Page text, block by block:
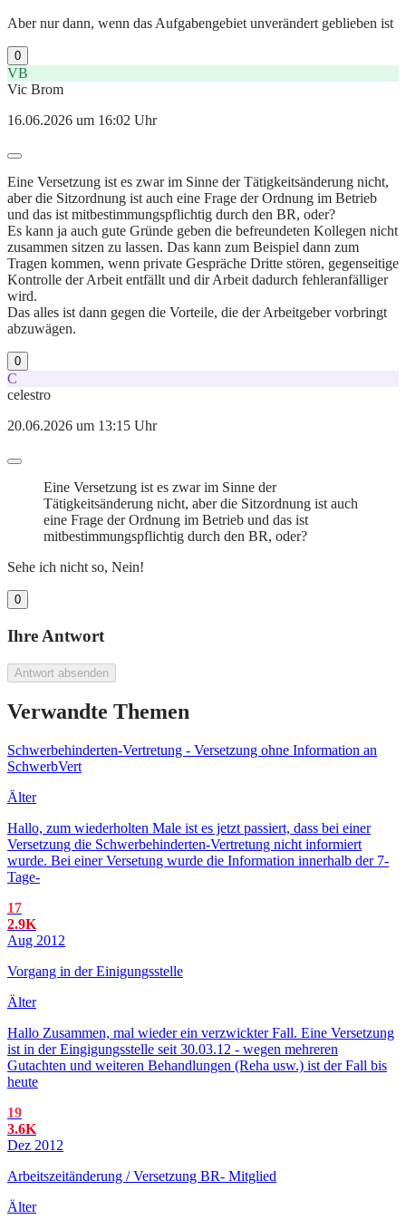
Aber nur dann, wenn das Aufgabengebiet unverändert geblieben ist
0
VB
Vic Brom
16.06.2026 um 16:02 Uhr
Eine Versetzung ist es zwar im Sinne der Tätigkeitsänderung nicht,
aber die Sitzordnung ist auch eine Frage der Ordnung im Betrieb
und das ist mitbestimmungspflichtig durch den BR, oder?
Es kann ja auch gute Gründe geben die befreundeten Kollegen nicht
zusammen sitzen zu lassen. Das kann zum Beispiel dann zum
Tragen kommen, wenn private Gespräche Dritte stören, gegenseitige
Kontrolle der Arbeit entfällt und dir Arbeit dadurch fehleranfälliger
wird.
Das alles ist dann gegen die Vorteile, die der Arbeitgeber vorbringt
abzuwägen.
0
C
celestro
20.06.2026 um 13:15 Uhr
Eine Versetzung ist es zwar im Sinne der
Tätigkeitsänderung nicht, aber die Sitzordnung ist auch
eine Frage der Ordnung im Betrieb und das ist
mitbestimmungspflichtig durch den BR, oder?
Sehe ich nicht so, Nein!
0
Ihre Antwort
Antwort absenden
Verwandte Themen
Schwerbehinderten-Vertretung - Versetzung ohne Information an
SchwerbVert
Älter
Hallo, zum wiederholten Male ist es jetzt passiert, dass bei einer
Versetzung die Schwerbehinderten-Vertretung nicht informiert
wurde. Bei einer Versetung wurde die Information innerhalb der 7-
Tage-
17
2.9K
Aug 2012
Vorgang in der Einigungsstelle
Älter
Hallo Zusammen, mal wieder ein verzwickter Fall. Eine Versetzung
ist in der Eingigungsstelle seit 30.03.12 - wegen mehreren
Gutachten und weiteren Behandlungen (Reha usw.) ist der Fall bis
heute
19
3.6K
Dez 2012
Arbeitszeitänderung / Versetzung BR- Mitglied
Älter